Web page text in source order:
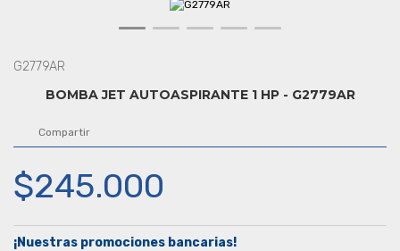
G2779AR
BOMBA JET AUTOASPIRANTE 1 HP - G2779AR
Compartir
$245.000
¡Nuestras promociones bancarias!